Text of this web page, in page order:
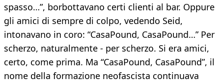
spasso…”, borbottavano certi clienti al bar. Oppure
gli amici di sempre di colpo, vedendo Seid,
intonavano in coro: “CasaPound, CasaPound…” Per
scherzo, naturalmente - per scherzo. Si era amici,
certo, come prima. Ma “CasaPound, CasaPound”, il
nome della formazione neofascista continuava